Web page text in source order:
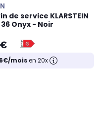
de service KLARSTEIN
Onyx - Noir
moisen 20x